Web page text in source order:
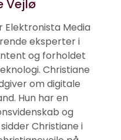
Vejlø
Media
eksperter i
og forholdet
Christiane
om digitale
Hun har en
og
Christiane i